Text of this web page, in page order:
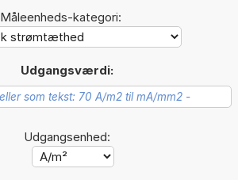
Måleenheds-kategori:
Udgangsværdi:
Udgangsenhed: